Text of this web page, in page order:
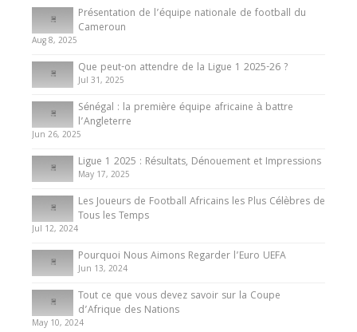
Tout ce que vous devez savoir sur la Coupe
d’Afrique des Nations
10 May 2024
Internationales
Présentation de l’équipe nationale de football
du Cameroun
8 August 2025
Présentation de l’équipe nationale de football du
Cameroun
Aug 8, 2025
Que peut-on attendre de la Ligue 1 2025-26 ?
Jul 31, 2025
Sénégal : la première équipe africaine à battre
l’Angleterre
Jun 26, 2025
Ligue 1 2025 : Résultats, Dénouement et Impressions
May 17, 2025
Les Joueurs de Football Africains les Plus Célèbres de
Tous les Temps
Jul 12, 2024
Pourquoi Nous Aimons Regarder l’Euro UEFA
Jun 13, 2024
Tout ce que vous devez savoir sur la Coupe
d’Afrique des Nations
May 10, 2024